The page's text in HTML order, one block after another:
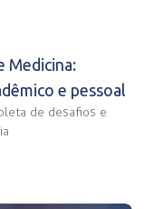
Medicina:
e pessoal
de desafios e